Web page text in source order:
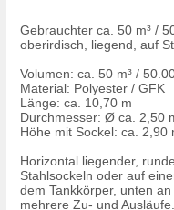
Gebrauchter ca. 50 m³ /
oberirdisch, liegend, auf
Volumen: ca. 50 m³ /
Material: Polyester / GFK
Länge: ca. 10,70 m
Durchmesser: Ø ca. 2,50
Höhe mit Sockel: ca. 2,90
Horizontal liegender,
Stahlsockeln oder auf
dem Tankkörper, unten
mehrere Zu- und